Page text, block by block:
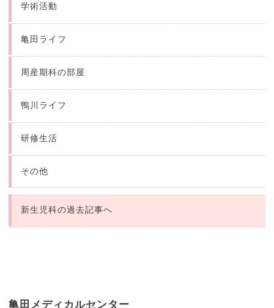
学術活動
亀田ライフ
周産期科の部屋
鴨川ライフ
研修生活
その他
新生児科の過去記事へ
亀田メディカルセンター